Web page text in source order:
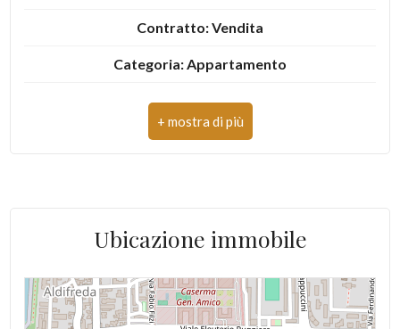
Contratto: Vendita
Categoria: Appartamento
Indirizzo: PARCO GABRIELLA
CAP: 81100
Camere: 3
Bagni: 2
Locali: 4
Ubicazione immobile
2